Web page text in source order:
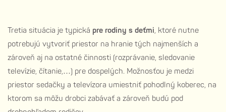
Tretia situácia je typická pre rodiny s deťmi, ktoré nutne
potrebujú vytvoriť priestor na hranie tých najmenších a
zároveň aj na ostatné činnosti (rozprávanie, sledovanie
televízie, čítanie,…) pre dospelých. Možnosťou je medzi
priestor sedačky a televízora umiestniť pohodlný koberec, na
ktorom sa môžu drobci zabávať a zároveň budú pod